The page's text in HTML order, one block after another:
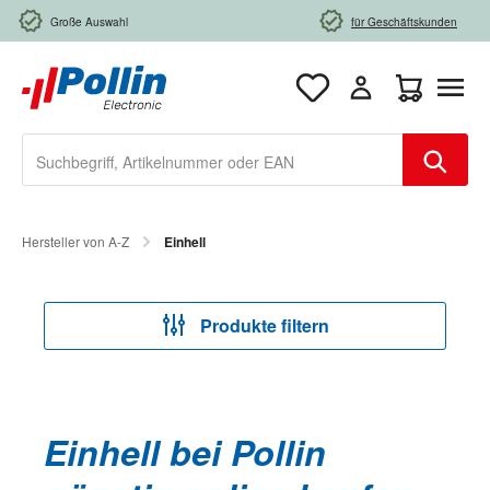
Zum Hauptinhalt springen
Große Auswahl für Geschäftskunden
Hersteller von A-Z Einhell
Produkte filtern
Einhell bei Pollin